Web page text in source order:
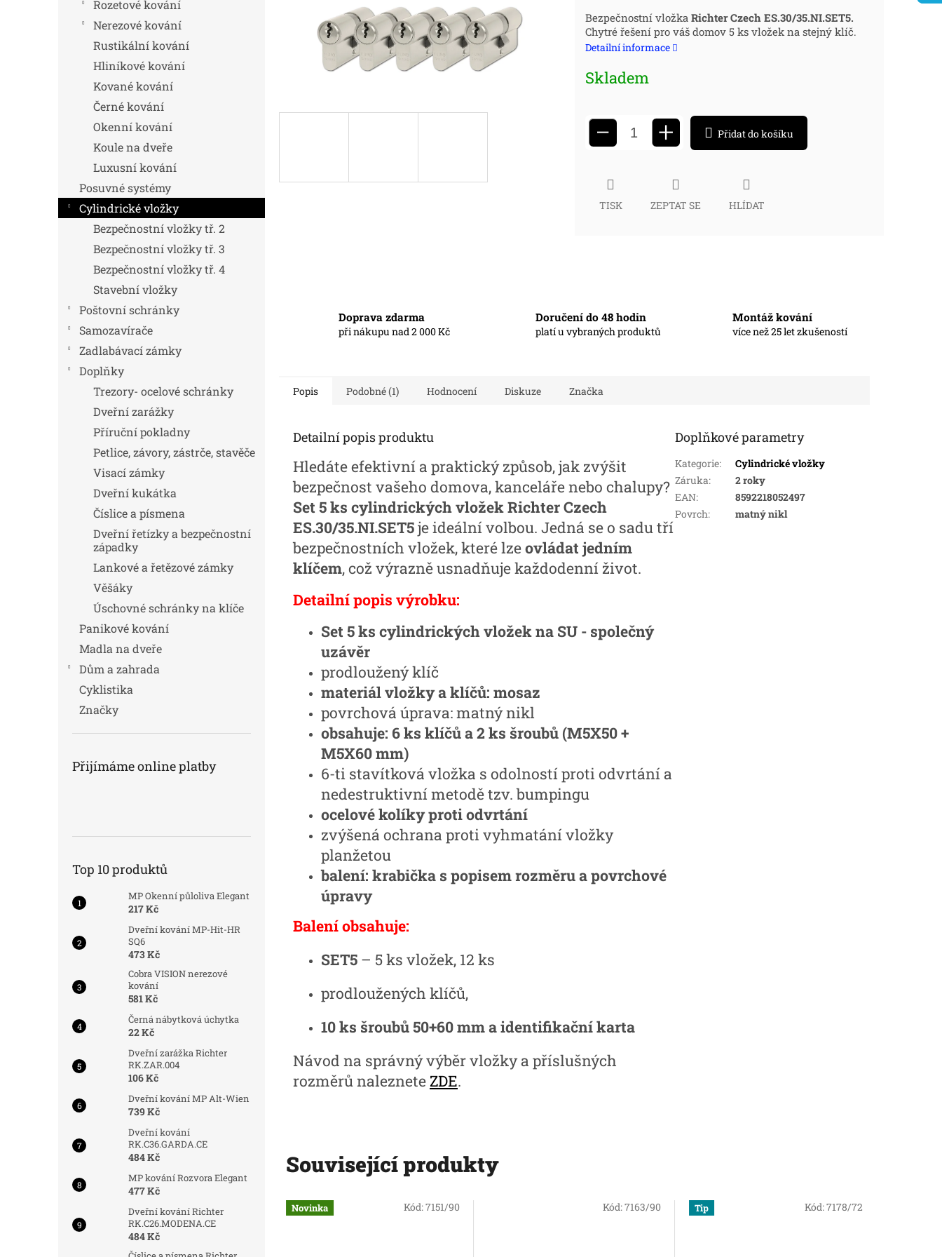
Rozetové kování
Nerezové kování
Rustikální kování
Hliníkové kování
Kované kování
Černé kování
Okenní kování
Koule na dveře
Luxusní kování
Posuvné systémy
Cylindrické vložky
Bezpečnostní vložky tř. 2
Bezpečnostní vložky tř. 3
Bezpečnostní vložky tř. 4
Stavební vložky
Poštovní schránky
Samozavírače
Zadlabávací zámky
Doplňky
Trezory- ocelové schránky
Dveřní zarážky
Příruční pokladny
Petlice, závory, zástrče, stavěče
Visací zámky
Dveřní kukátka
Číslice a písmena
Dveřní řetízky a bezpečnostní
západky
Lankové a řetězové zámky
Věšáky
Úschovné schránky na klíče
Panikové kování
Madla na dveře
Dům a zahrada
Cyklistika
Značky
Přijímáme online platby
Top 10 produktů
MP Okenní půloliva Elegant
217 Kč
Dveřní kování MP-Hit-HR
SQ6
473 Kč
Cobra VISION nerezové
kování
581 Kč
Černá nábytková úchytka
22 Kč
Dveřní zarážka Richter
RK.ZAR.004
106 Kč
Dveřní kování MP Alt-Wien
739 Kč
Dveřní kování
RK.C36.GARDA.CE
484 Kč
MP kování Rozvora Elegant
477 Kč
Dveřní kování Richter
RK.C26.MODENA.CE
484 Kč
Měrná
cena:
Bezpečnostní vložka Richter Czech ES.30/35.NI.SET5.
Chytré řešení pro váš domov 5 ks vložek na stejný klíč.
Detailní informace
Skladem
− + Přidat do košíku
TISK ZEPTAT SE HLÍDAT
Doprava zdarma
při nákupu nad 2 000 Kč
Doručení do 48 hodin
platí u vybraných produktů
Montáž kování
více než 25 let zkušeností
Popis Podobné (1) Hodnocení Diskuze Značka
Detailní popis produktu
Hledáte efektivní a praktický způsob, jak zvýšit
bezpečnost vašeho domova, kanceláře nebo chalupy?
Set 5 ks cylindrických vložek Richter Czech
ES.30/35.NI.SET5je ideální volbou. Jedná se o sadu tří
bezpečnostních vložek, které lzeovládat jedním
klíčem, což výrazně usnadňuje každodenní život.
Detailní popis výrobku:
Set 5 ks cylindrických vložek na SU - společný
uzávěr
prodloužený klíč
materiál vložky a klíčů: mosaz
povrchová úprava: matný nikl
obsahuje: 6 ks klíčů a 2 ks šroubů (M5X50 +
M5X60 mm)
6-ti stavítková vložka s odolností proti odvrtání a
nedestruktivní metodě tzv. bumpingu
ocelové kolíky proti odvrtání
zvýšená ochrana proti vyhmatání vložky
planžetou
balení: krabička s popisem rozměru a povrchové
úpravy
Balení obsahuje:
SET5 – 5 ks vložek, 12 ks
prodloužených klíčů,
10 ks šroubů 50+60 mm a identifikační karta
Návod na správný výběr vložky a příslušných
rozměrů naleznete ZDE.
Doplňkové parametry
Kategorie:
Cylindrické vložky
Záruka:
2 roky
EAN:
8592218052497
Povrch: matný nikl
Související produkty
Nejprodávanější Kód:7181/72 Novinka Kód:7151/90 Kód:7163/90 Tip Kód:7178/72